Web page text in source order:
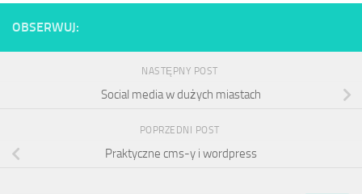
OBSERWUJ:
NASTĘPNY POST
Social media w dużych miastach
POPRZEDNI POST
Praktyczne cms-y i wordpress